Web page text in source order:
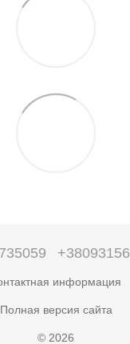
информация
Полная версия сайта
© 2026